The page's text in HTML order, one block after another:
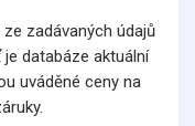
zadávaných údajů
databáze aktuální
uváděné ceny na